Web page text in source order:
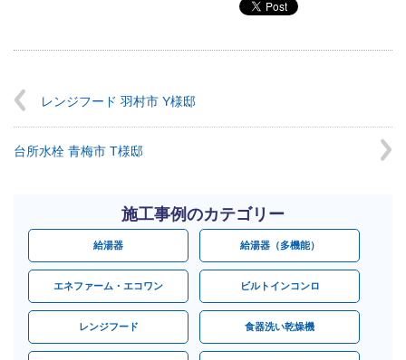
レンジフード 羽村市 Y様邸
台所水栓 青梅市 T様邸
施工事例のカテゴリー
給湯器 給湯器（多機能）
エネファーム・エコワン ビルトインコンロ
レンジフード 食器洗い乾燥機